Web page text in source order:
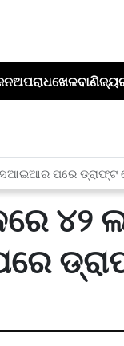
ଅପରାଧଖେଳବାଣିଜ୍ୟ
ପରେ ଡ୍ରାଫ୍ଟ
୪୨